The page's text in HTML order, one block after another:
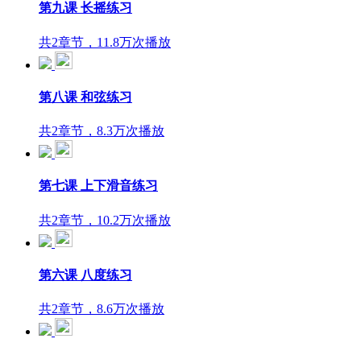
第九课 长摇练习
共2章节，11.8万次播放
第八课 和弦练习
共2章节，8.3万次播放
第七课 上下滑音练习
共2章节，10.2万次播放
第六课 八度练习
共2章节，8.6万次播放